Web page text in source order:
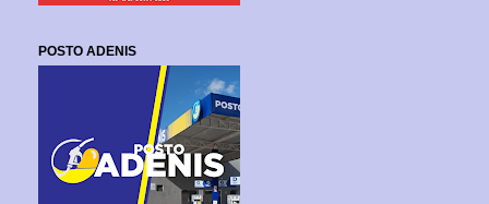
POSTO ADENIS